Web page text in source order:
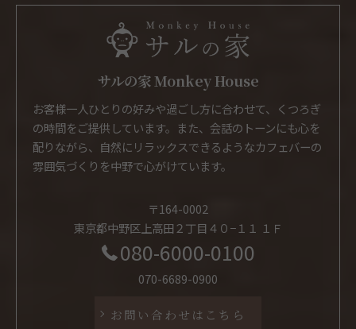
サルの家 Monkey House
お客様一人ひとりの好みや過ごし方に合わせて、くつろぎ
の時間をご提供しています。また、会話のトーンにも心を
配りながら、自然にリラックスできるようなカフェバーの
雰囲気づくりを中野で心がけています。
〒164-0002
東京都中野区上高田２丁目４０−１１ １Ｆ
080-6000-0100
070-6689-0900
お問い合わせはこちら